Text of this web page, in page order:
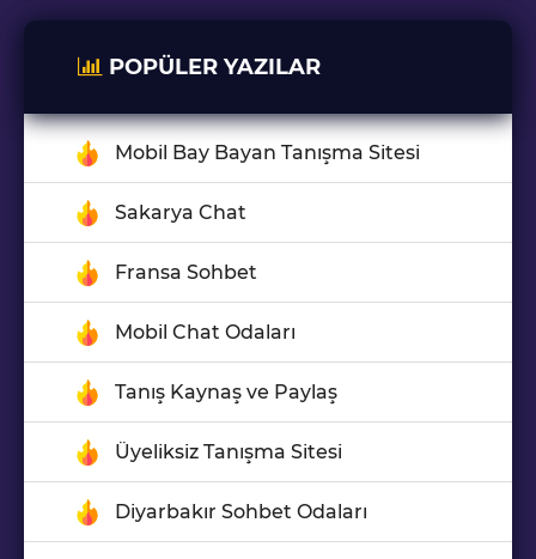
POPÜLER YAZILAR
Mobil Bay Bayan Tanışma Sitesi
Sakarya Chat
Fransa Sohbet
Mobil Chat Odaları
Tanış Kaynaş ve Paylaş
Üyeliksiz Tanışma Sitesi
Diyarbakır Sohbet Odaları